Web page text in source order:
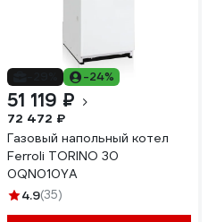
-24%
51 119 ₽
72 472 ₽
Газовый напольный котел
Ferroli TORINO 30
0QN010YA
4.9(35)